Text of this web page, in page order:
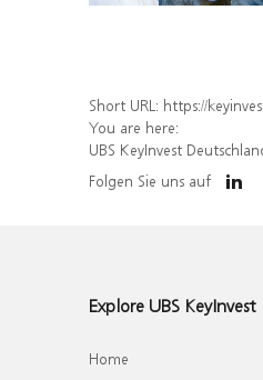
Short URL: https://keyinvest-de.ubs.com/
You are here:
UBS KeyInvest
Folgen Sie uns auf
Explore UBS KeyInvest
Home